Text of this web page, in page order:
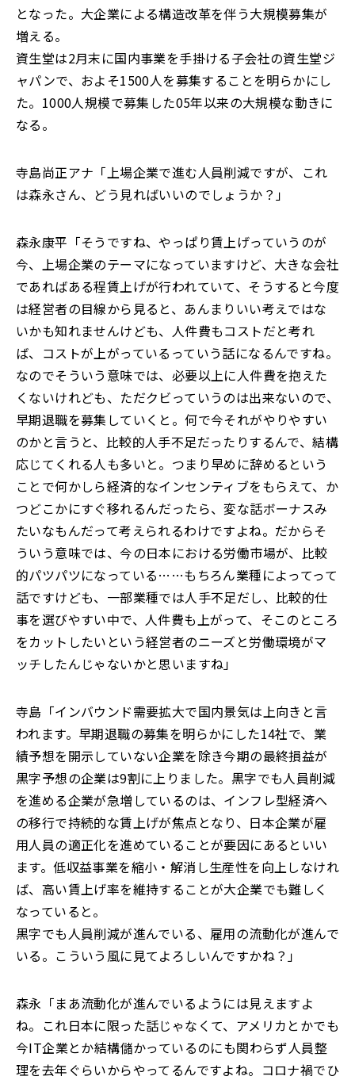
となった。大企業による構造改革を伴う大規模募集が
増える。
資生堂は2月末に国内事業を手掛ける子会社の資生堂ジ
ャパンで、およそ1500人を募集することを明らかにし
た。1000人規模で募集した05年以来の大規模な動きに
なる。
寺島尚正アナ「上場企業で進む人員削減ですが、これ
は森永さん、どう見ればいいのでしょうか？」
森永康平「そうですね、やっぱり賃上げっていうのが
今、上場企業のテーマになっていますけど、大きな会社
であればある程賃上げが行われていて、そうすると今度
は経営者の目線から見ると、あんまりいい考えではな
いかも知れませんけども、人件費もコストだと考れ
ば、コストが上がっているっていう話になるんですね。
なのでそういう意味では、必要以上に人件費を抱えた
くないけれども、ただクビっていうのは出来ないので、
早期退職を募集していくと。何で今それがやりやすい
のかと言うと、比較的人手不足だったりするんで、結構
応じてくれる人も多いと。つまり早めに辞めるという
ことで何かしら経済的なインセンティブをもらえて、か
つどこかにすぐ移れるんだったら、変な話ボーナスみ
たいなもんだって考えられるわけですよね。だからそ
ういう意味では、今の日本における労働市場が、比較
的パツパツになっている……もちろん業種によってって
話ですけども、一部業種では人手不足だし、比較的仕
事を選びやすい中で、人件費も上がって、そこのところ
をカットしたいという経営者のニーズと労働環境がマ
ッチしたんじゃないかと思いますね」
寺島「インバウンド需要拡大で国内景気は上向きと言
われます。早期退職の募集を明らかにした14社で、業
績予想を開示していない企業を除き今期の最終損益が
黒字予想の企業は9割に上りました。黒字でも人員削減
を進める企業が急増しているのは、インフレ型経済へ
の移行で持続的な賃上げが焦点となり、日本企業が雇
用人員の適正化を進めていることが要因にあるといい
ます。低収益事業を縮小・解消し生産性を向上しなけれ
ば、高い賃上げ率を維持することが大企業でも難しく
なっていると。
黒字でも人員削減が進んでいる、雇用の流動化が進んで
いる。こういう風に見てよろしいんですかね？」
森永「まあ流動化が進んでいるようには見えますよ
ね。これ日本に限った話じゃなくて、アメリカとかでも
今IT企業とか結構儲かっているのにも関わらず人員整
理を去年ぐらいからやってるんですよね。コロナ禍でひ